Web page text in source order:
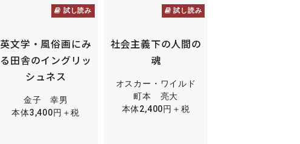
試し読み
英文学・風俗画にみ
る田舎のイングリッ
シュネス
金子 幸男
本体3,400円＋税
試し読み
社会主義下の人間の
魂
オスカー・ワイルド
町本 亮大
本体2,400円＋税